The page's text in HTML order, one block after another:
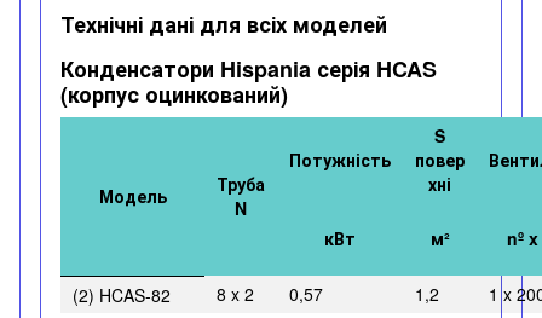
Технічні дані для всіх моделей
Конденсатори Hispania серія HCAS
(корпус оцинкований)
Модель
Труба
N
Потужність
S
повер
хні
кВт м² nº
(2) HCAS-82 8 x 2 0,57 1,2
1 x